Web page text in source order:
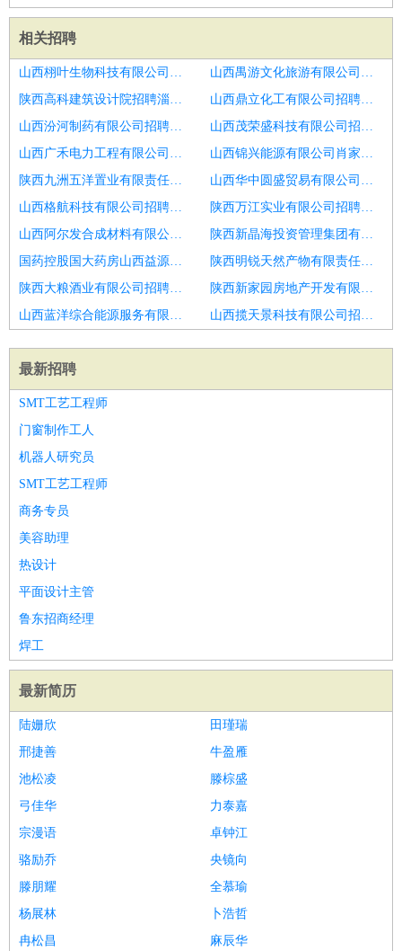
相关招聘
山西栩叶生物科技有限公司招聘潍坊市消防工程拓展经理
山西禺游文化旅游有限公司招聘销售经理
陕西高科建筑设计院招聘淄博市招聘销售经理3
山西鼎立化工有限公司招聘区域销售经理
山西汾河制药有限公司招聘区域销售经理
山西茂荣盛科技有限公司招聘销售经理温州
山西广禾电力工程有限公司招聘区域销售经理
山西锦兴能源有限公司肖家洼煤矿招聘高级销售经理
陕西九洲五洋置业有限责任公司招聘销售经理
山西华中圆盛贸易有限公司招聘销售经理
山西格航科技有限公司招聘销售经理主管
陕西万江实业有限公司招聘销售经理
山西阿尔发合成材料有限公司招聘滨州市招聘销售经理男3
陕西新晶海投资管理集团有限公司招聘区域销售经理
国药控股国大药房山西益源连锁有限公司西线南街店招聘国内大项目大客户攻关销售经理总监
陕西明锐天然产物有限责任公司招聘省区销售经理区域销售经理
陕西大粮酒业有限公司招聘销售经理
陕西新家园房地产开发有限公司招聘销售经理
山西蓝洋综合能源服务有限公司招聘软件销售经理
山西揽天景科技有限公司招聘销售经理
最新招聘
SMT工艺工程师
门窗制作工人
机器人研究员
SMT工艺工程师
商务专员
美容助理
热设计
平面设计主管
鲁东招商经理
焊工
最新简历
陆姗欣
田瑾瑞
邢捷善
牛盈雁
池松凌
滕棕盛
弓佳华
力泰嘉
宗漫语
卓钟江
骆励乔
央镜向
滕朋耀
全慕瑜
杨展林
卜浩哲
冉松昌
麻辰华